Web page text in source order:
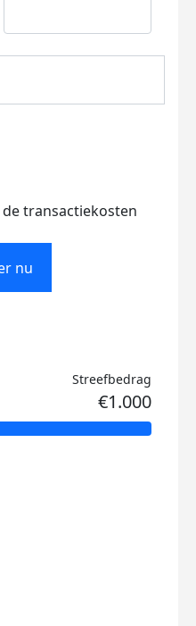
transactiekosten
nu
Streefbedrag
€1.000